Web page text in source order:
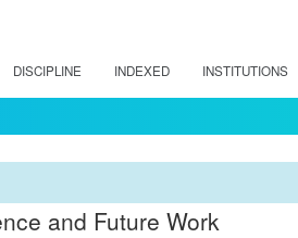
DISCIPLINE INDEXED INSTITUTIONS
and Future Work